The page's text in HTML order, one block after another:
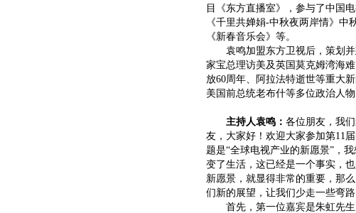
目《东方直播室》，参与了中国
《千里共婵娟-中秋夜两岸情》
《新春音乐会》等。
袁鸣加盟东方卫视后，策划并
家宝总理访美及英国莫克姆湾海
放60周年、阿拉法特逝世等重大
美国前总统老布什等多位政治人物
主持人袁鸣： 各位朋友，我
友，大家好！欢迎大家参加第11
题是“全球电视产业的新愿景”，
变了生活，这已经是一个事实，
新愿景，就显得非常的重要，那
们新的展望，让我们少走一些弯
首先，第一位嘉宾是朱虹先生